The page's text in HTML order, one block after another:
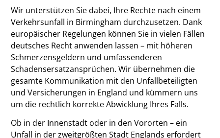
Wir unterstützen Sie dabei, Ihre Rechte nach einem
Verkehrsunfall in Birmingham durchzusetzen. Dank
europäischer Regelungen können Sie in vielen Fällen
deutsches Recht anwenden lassen – mit höheren
Schmerzensgeldern und umfassenderen
Schadensersatzansprüchen. Wir übernehmen die
gesamte Kommunikation mit den Unfallbeteiligten
und Versicherungen in England und kümmern uns
um die rechtlich korrekte Abwicklung Ihres Falls.
Ob in der Innenstadt oder in den Vororten – ein
Unfall in der zweitgrößten Stadt Englands erfordert